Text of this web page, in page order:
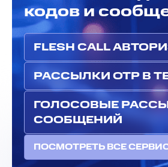
кодов и
FLESH CALL
РАССЫЛКИ OTP В
ГОЛОСОВЫЕ
СООБЩЕНИЙ
ПОСМОТРЕТЬ ВСЕ